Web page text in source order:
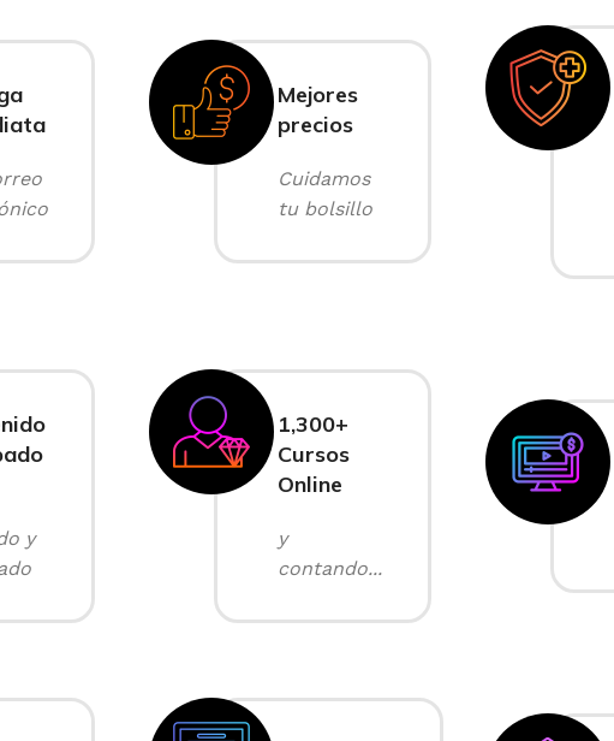
Mejores
precios
Cuidamos
tu bolsillo
y
1,300+
Cursos
Online
y
contando...